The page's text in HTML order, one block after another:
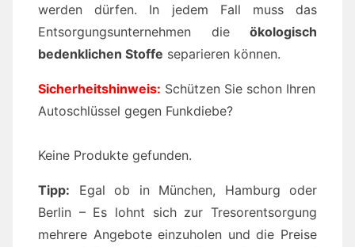
werden dürfen. In jedem Fall muss das
Entsorgungsunternehmen die ökologisch
bedenklichen Stoffe separieren können.
Sicherheitshinweis: Schützen Sie schon Ihren
Autoschlüssel gegen Funkdiebe?
Keine Produkte gefunden.
Tipp: Egal ob in München, Hamburg oder
Berlin – Es lohnt sich zur Tresorentsorgung
mehrere Angebote einzuholen und die Preise